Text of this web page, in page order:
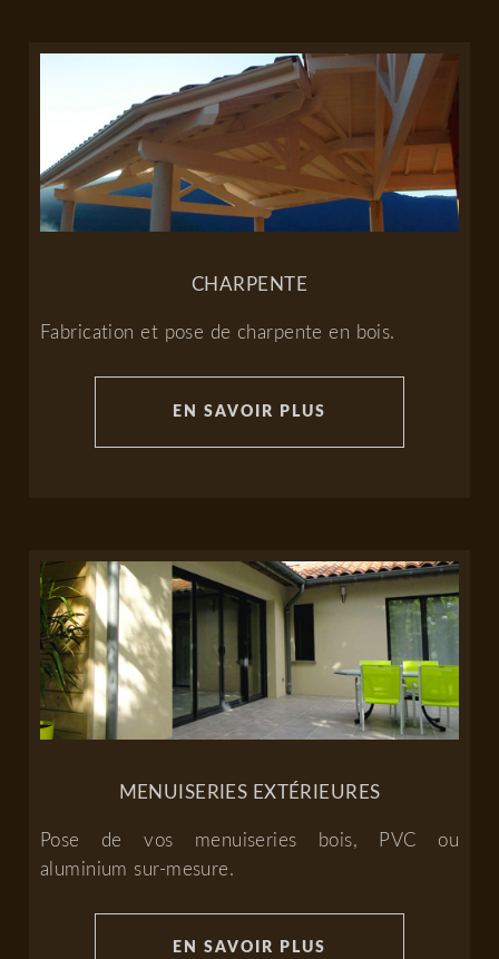
CHARPENTE
Fabrication et pose de charpente en bois.
EN SAVOIR PLUS
MENUISERIES EXTÉRIEURES
Pose de vos menuiseries bois, PVC ou
aluminium sur-mesure.
EN SAVOIR PLUS